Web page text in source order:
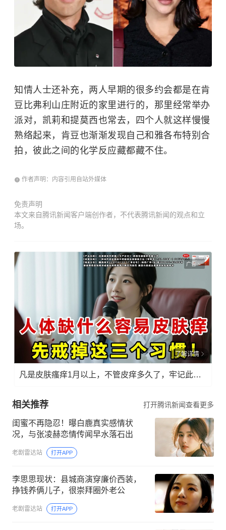
知情人士还补充，两人早期的很多约会都是在肯
豆比弗利山庄附近的家里进行的，那里经常举办
派对，凯莉和提莫西也常去，四个人就这样慢慢
熟络起来，肯豆也渐渐发现自己和雅各布特别合
拍，彼此之间的化学反应藏都藏不住。
作者声明：内容引用自站外媒体
免责声明
本文来自腾讯新闻客户端创作者，不代表腾讯新闻的观点和立
场。
广告
了解详情
凡是皮肤瘙痒1月以上，不管皮痒多久了，牢记此法，快！准！狠！
相关推荐 打开腾讯新闻查看更多
闺蜜不再隐忍！曝白鹿真实感情状
况，与张凌赫恋情传闻早水落石出
老剧雷达站 打开APP
李思思现状：县城商演穿廉价西装，
挣钱养俩儿子，很崇拜圈外老公
老剧雷达站 打开APP